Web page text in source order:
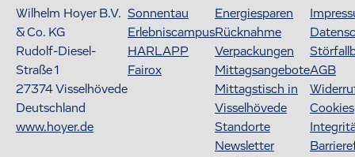
Wilhelm Hoyer B.V.
& Co. KG
Rudolf-Diesel-
Straße 1
27374Visselhövede
Deutschland
www.hoyer.de
Sonnentau
Erlebniscampus
HARLAPP
Fairox
Energiesparen
Rücknahme
Verpackungen
Mittagsangebote
Mittagstisch in
Visselhövede
Standorte
Newsletter
AGB
Cookies